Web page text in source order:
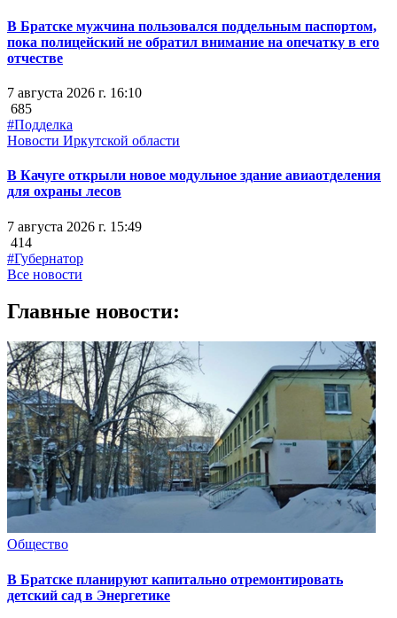
В Братске мужчина пользовался поддельным паспортом,
пока полицейский не обратил внимание на опечатку в его
отчестве
7 августа 2026 г. 16:10
685
#Подделка
Новости Иркутской области
В Качуге открыли новое модульное здание авиаотделения
для охраны лесов
7 августа 2026 г. 15:49
414
#Губернатор
Все новости
Главные новости:
Общество
В Братске планируют капитально отремонтировать
детский сад в Энергетике